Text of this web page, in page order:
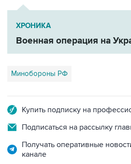
ХРОНИКА
Военная операция на
Минобороны РФ
Купить подписку на
Подписаться на рассылку
Получать оперативные
канале